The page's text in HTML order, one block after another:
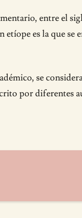
entre el
es la que se
se
por diferentes